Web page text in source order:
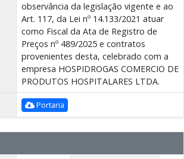
observância da legislação vigente e ao
Art. 117, da Lei nº 14.133/2021 atuar
como Fiscal da Ata de Registro de
Preços nº 489/2025 e contratos
provenientes desta, celebrado com a
empresa HOSPIDROGAS COMERCIO DE
PRODUTOS HOSPITALARES LTDA.
Portaria